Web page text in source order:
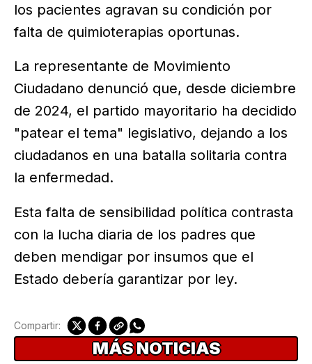
los pacientes agravan su condición por
falta de quimioterapias oportunas.
La representante de Movimiento
Ciudadano denunció que, desde diciembre
de 2024, el partido mayoritario ha decidido
"patear el tema" legislativo, dejando a los
ciudadanos en una batalla solitaria contra
la enfermedad.
Esta falta de sensibilidad política contrasta
con la lucha diaria de los padres que
deben mendigar por insumos que el
Estado debería garantizar por ley.
Compartir:
MÁS NOTICIAS